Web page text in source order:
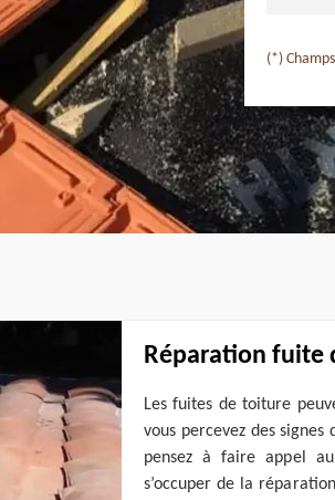
(*)
Réparation fuite
Les fuites de toiture
vous percevez des
pensez à faire appel
s’occuper de la